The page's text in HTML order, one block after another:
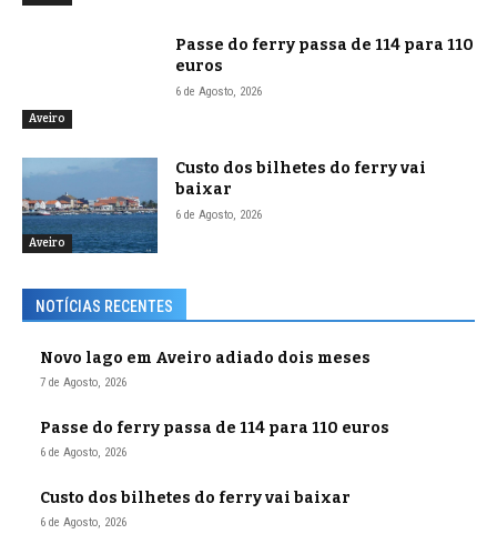
Aveiro
Passe do ferry passa de 114 para 110
euros
6 de Agosto, 2026
Aveiro
Custo dos bilhetes do ferry vai
baixar
6 de Agosto, 2026
NOTÍCIAS RECENTES
Novo lago em Aveiro adiado dois meses
7 de Agosto, 2026
Passe do ferry passa de 114 para 110 euros
6 de Agosto, 2026
Custo dos bilhetes do ferry vai baixar
6 de Agosto, 2026